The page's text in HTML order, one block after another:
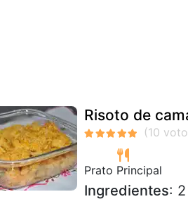
Risoto de
Prato Principal
Ingredientes: